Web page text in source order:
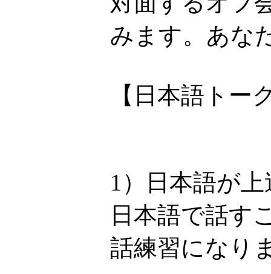
みます。あな
【日本語ト
1）日本語が
日本語で話す
話練習になり